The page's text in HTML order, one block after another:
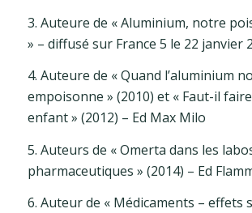
3. Auteure de « Aluminium, notre
» – diffusé sur France 5 le 22 janvier
4. Auteure de « Quand l’aluminium
empoisonne » (2010) et « Faut-il
enfant » (2012) – Ed Max Milo
5. Auteurs de « Omerta dans les
pharmaceutiques » (2014) – Ed
6. Auteur de « Médicaments – effets